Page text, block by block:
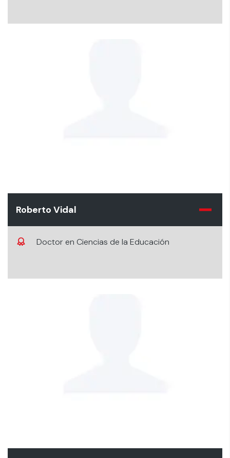
Roberto Vidal
Doctor en Ciencias de la Educación